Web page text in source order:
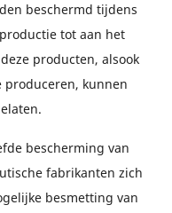
beschermd tijdens
tot aan het
producten, alsook
produceren, kunnen
bescherming van
fabrikanten zich
besmetting van